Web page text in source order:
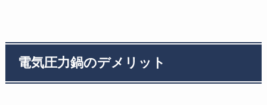
電気圧力鍋のデメリット